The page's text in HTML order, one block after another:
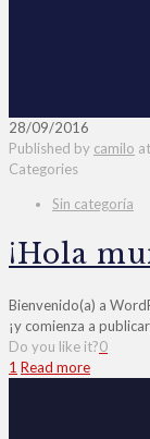
28/09/2016
Published by camilo at
Categories
Sin categoría
¡Hola
Bienvenido(a) a
¡y comienza a
Do you like it?0
1 Read more